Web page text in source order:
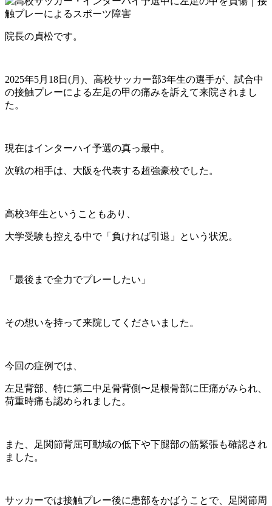
院長の貞松です。
2025年5月18日(月)、高校サッカー部3年生の選手が、試合中
の接触プレーによる左足の甲の痛みを訴えて来院されまし
た。
現在はインターハイ予選の真っ最中。
次戦の相手は、大阪を代表する超強豪校でした。
高校3年生ということもあり、
大学受験も控える中で「負ければ引退」という状況。
「最後まで全力でプレーしたい」
その想いを持って来院してくださいました。
今回の症例では、
左足背部、特に第二中足骨背側〜足根骨部に圧痛がみられ、
荷重時痛も認められました。
また、足関節背屈可動域の低下や下腿部の筋緊張も確認され
ました。
サッカーでは接触プレー後に患部をかばうことで、足関節周